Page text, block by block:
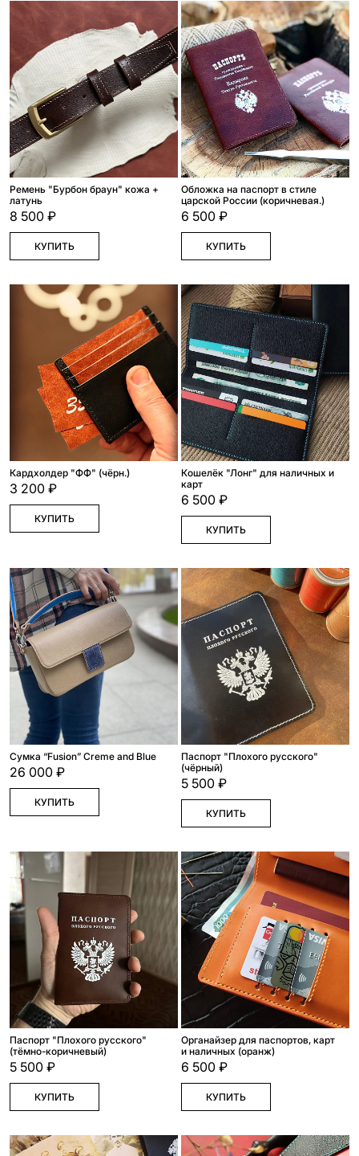
Ремень "Бурбон браун" кожа +
латунь
8 500 ₽
КУПИТЬ
Обложка на паспорт в стиле
царской России (коричневая.)
6 500 ₽
КУПИТЬ
Кардхолдер "ФФ" (чёрн.)
3 200 ₽
КУПИТЬ
Кошелёк "Лонг" для наличных и
карт
6 500 ₽
КУПИТЬ
Сумка “Fusion” Creme and Blue
26 000 ₽
КУПИТЬ
Паспорт "Плохого русского"
(чёрный)
5 500 ₽
КУПИТЬ
Паспорт "Плохого русского"
(тёмно-коричневый)
5 500 ₽
КУПИТЬ
Органайзер для паспортов, карт
и наличных (оранж)
6 500 ₽
КУПИТЬ